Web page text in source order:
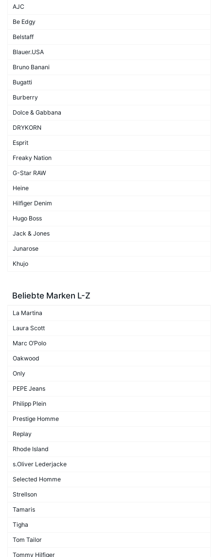
AJC
Be Edgy
Belstaff
Blauer.USA
Bruno Banani
Bugatti
Burberry
Dolce & Gabbana
DRYKORN
Esprit
Freaky Nation
G-Star RAW
Heine
Hilfiger Denim
Hugo Boss
Jack & Jones
Junarose
Khujo
Beliebte Marken L-Z
La Martina
Laura Scott
Marc O’Polo
Oakwood
Only
PEPE Jeans
Philipp Plein
Prestige Homme
Replay
Rhode Island
s.Oliver Lederjacke
Selected Homme
Strellson
Tamaris
Tigha
Tom Tailor
Tommy Hilfiger